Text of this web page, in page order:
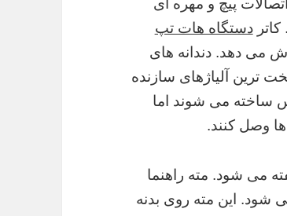
پیچ و مهره ای
کاتردستگاه هات تپ
می دهد. دندانه های
ترین آلیاژهای سازنده
ساخته می شوند اما
وصل کنند.
می شود. مته راهنما
شود. این مته روی بدنه